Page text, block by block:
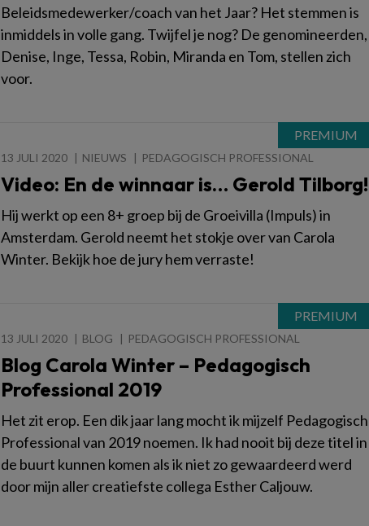
Beleidsmedewerker/coach van het Jaar? Het stemmen is
inmiddels in volle gang. Twijfel je nog? De genomineerden,
Denise, Inge, Tessa, Robin, Miranda en Tom, stellen zich
voor.
13 JULI 2020 NIEUWS PEDAGOGISCH PROFESSIONAL
Video: En de winnaar is… Gerold Tilborg!
Hij werkt op een 8+ groep bij de Groeivilla (Impuls) in
Amsterdam. Gerold neemt het stokje over van Carola
Winter. Bekijk hoe de jury hem verraste!
13 JULI 2020 BLOG PEDAGOGISCH PROFESSIONAL
Blog Carola Winter – Pedagogisch
Professional 2019
Het zit erop. Een dik jaar lang mocht ik mijzelf Pedagogisch
Professional van 2019 noemen. Ik had nooit bij deze titel in
de buurt kunnen komen als ik niet zo gewaardeerd werd
door mijn aller creatiefste collega Esther Caljouw.